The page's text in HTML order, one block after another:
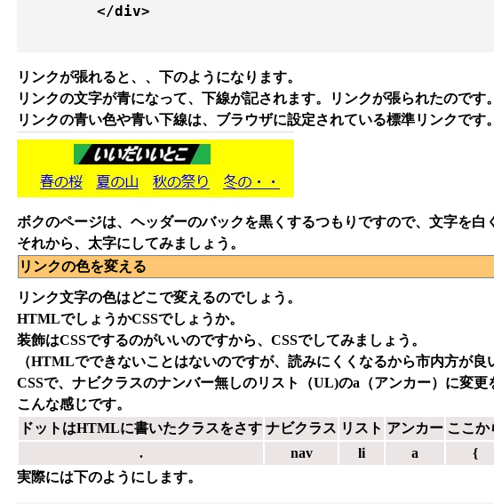
        </div>
リンクが張れると、、下のようになります。
リンクの文字が青になって、下線が記されます。リンクが張られたのです。
リンクの青い色や青い下線は、ブラウザに設定されている標準リンクです。
ボクのページは、ヘッダーのバックを黒くするつもりですので、文字を白
それから、太字にしてみましょう。
リンクの色を変える
リンク文字の色はどこで変えるのでしょう。
HTMLでしょうかCSSでしょうか。
装飾はCSSでするのがいいのですから、CSSでしてみましょう。
（HTMLでできないことはないのですが、読みにくくなるから市内方が良
CSSで、ナビクラスのナンバー無しのリスト（UL)のa（アンカー）に変更
こんな感じです。
ドットはHTMLに書いたクラスをさす ナビクラス リスト アンカー ここか
.
nav li a
{
実際には下のようにします。